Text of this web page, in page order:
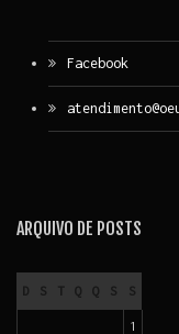
Facebook
ARQUIVO DE POSTS
D S T Q Q S S
1